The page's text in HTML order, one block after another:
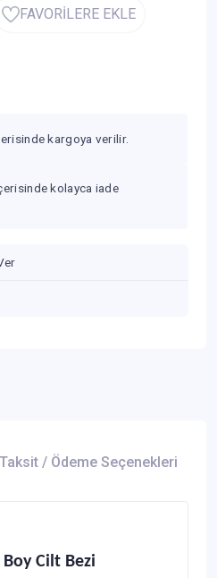
FAVORİLERE EKLE
kargoya verilir.
kolayca iade
Taksit / Ödeme Seçenekleri
Cilt Bezi